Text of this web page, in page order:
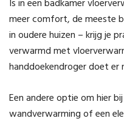
Is in een badkamer
meer comfort, de meeste
in oudere huizen – krijg je
verwarmd met
handdoekendroger doet er
Een andere optie om hier
wandverwarming of een